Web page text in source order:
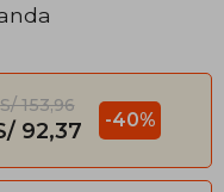
S/ 153,96
92,37 -40%